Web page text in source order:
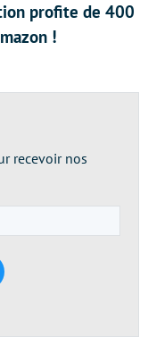
profite de 400
!
recevoir nos